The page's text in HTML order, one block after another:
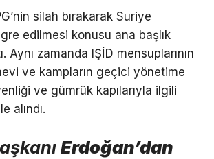
silah bırakarak Suriye
edilmesi konusu ana başlık
Aynı zamanda IŞİD mensuplarının
ve kampların geçici yönetime
ve gümrük kapılarıyla ilgili
alındı.
Erdoğan’dan